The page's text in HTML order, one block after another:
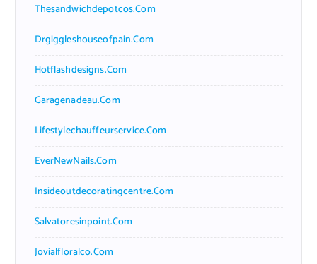
Thesandwichdepotcos.com
Drgiggleshouseofpain.com
Hotflashdesigns.com
Garagenadeau.com
Lifestylechauffeurservice.com
EverNewNails.com
Insideoutdecoratingcentre.com
Salvatoresinpoint.com
Jovialfloralco.com